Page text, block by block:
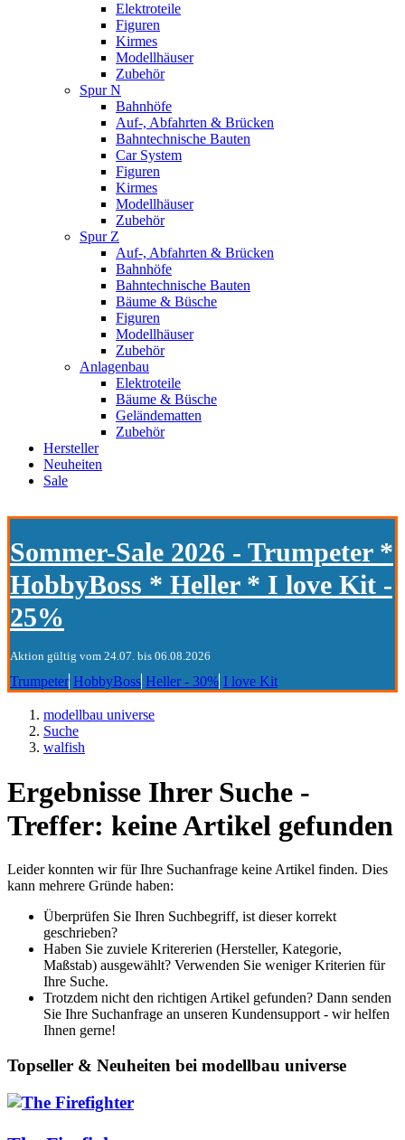
Elektroteile
Figuren
Kirmes
Modellhäuser
Zubehör
Spur N
Bahnhöfe
Auf-, Abfahrten & Brücken
Bahntechnische Bauten
Car System
Figuren
Kirmes
Modellhäuser
Zubehör
Spur Z
Auf-, Abfahrten & Brücken
Bahnhöfe
Bahntechnische Bauten
Bäume & Büsche
Figuren
Modellhäuser
Zubehör
Anlagenbau
Elektroteile
Bäume & Büsche
Geländematten
Zubehör
Hersteller
Neuheiten
Sale
Sommer-Sale 2026 - Trumpeter *
HobbyBoss * Heller * I love Kit -
25%
Aktion gültig vom 24.07. bis 06.08.2026
Trumpeter HobbyBoss Heller - 30% I love Kit
modellbau universe
Suche
walfish
Ergebnisse Ihrer Suche -
Treffer: keine Artikel gefunden
Leider konnten wir für Ihre Suchanfrage keine Artikel finden. Dies
kann mehrere Gründe haben:
Überprüfen Sie Ihren Suchbegriff, ist dieser korrekt
geschrieben?
Haben Sie zuviele Kritererien (Hersteller, Kategorie,
Maßstab) ausgewählt? Verwenden Sie weniger Kriterien für
Ihre Suche.
Trotzdem nicht den richtigen Artikel gefunden? Dann senden
Sie Ihre Suchanfrage an unseren Kundensupport - wir helfen
Ihnen gerne!
Topseller & Neuheiten bei modellbau universe